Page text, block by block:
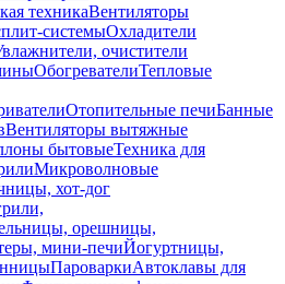
техникаВентиляторы
системыОхладители
очистители
ОбогревателиТепловые
Отопительные печиБанные
Вентиляторы вытяжные
бытовыеТехника для
Микроволновые
хот-дог
орешницы,
мини-печиЙогуртницы,
ПароваркиАвтоклавы для